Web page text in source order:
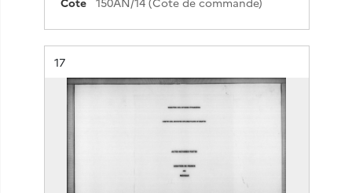
Résultat n°
17